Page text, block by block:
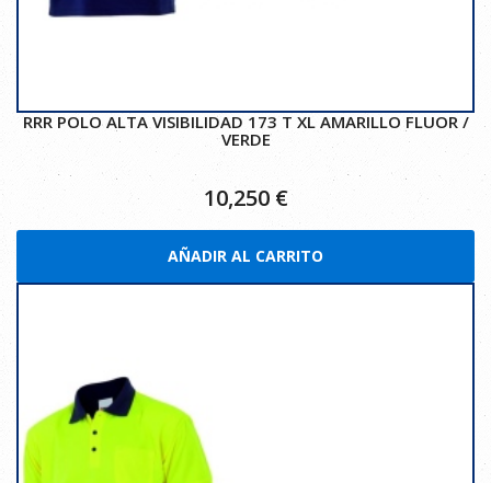
RRR POLO ALTA VISIBILIDAD 173 T XL AMARILLO FLUOR /
VERDE
10,250 €
AÑADIR AL CARRITO